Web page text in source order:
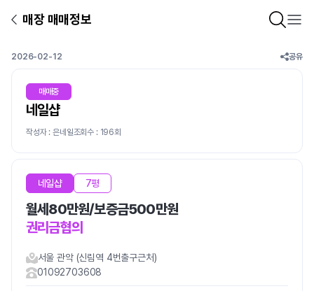
매장 매매정보
2026-02-12 공유
매매중
네일샵
작성자 : 은네일조회수 : 196회
네일샵 7평
월세 80만원 보증금500만원
권리금협의
서울 관악 (신림역 4번출구근처)
01092703608